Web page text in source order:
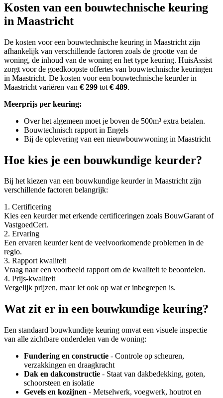
Kosten van een bouwtechnische keuring
in Maastricht
De kosten voor een bouwtechnische keuring in Maastricht zijn
afhankelijk van verschillende factoren zoals de grootte van de
woning, de inhoud van de woning en het type keuring. HuisAssist
zorgt voor de goedkoopste offertes van bouwtechnische keuringen
in Maastricht. De kosten voor een bouwtechnische keurder in
Maastricht variëren van € 299 tot € 489.
Meerprijs per keuring:
Over het algemeen moet je boven de 500m³ extra betalen.
Bouwtechnisch rapport in Engels
Bij de oplevering van een nieuwbouwwoning in Maastricht
Hoe kies je een bouwkundige keurder?
Bij het kiezen van een bouwkundige keurder in Maastricht zijn
verschillende factoren belangrijk:
1. Certificering
Kies een keurder met erkende certificeringen zoals BouwGarant of
VastgoedCert.
2. Ervaring
Een ervaren keurder kent de veelvoorkomende problemen in de
regio.
3. Rapport kwaliteit
Vraag naar een voorbeeld rapport om de kwaliteit te beoordelen.
4. Prijs-kwaliteit
Vergelijk prijzen, maar let ook op wat er inbegrepen is.
Wat zit er in een bouwkundige keuring?
Een standaard bouwkundige keuring omvat een visuele inspectie
van alle zichtbare onderdelen van de woning:
Fundering en constructie - Controle op scheuren,
verzakkingen en draagkracht
Dak en dakconstructie - Staat van dakbedekking, goten,
schoorsteen en isolatie
Gevels en kozijnen - Metselwerk, voegwerk, houtrot en